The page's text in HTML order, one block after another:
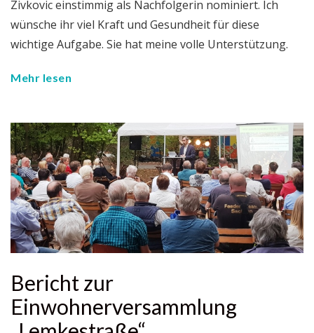
Zivkovic einstimmig als Nachfolgerin nominiert. Ich
wünsche ihr viel Kraft und Gesundheit für diese
wichtige Aufgabe. Sie hat meine volle Unterstützung.
Mehr lesen
Bericht zur
Einwohnerversammlung